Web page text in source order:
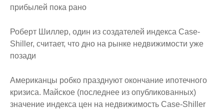
прибылей пока рано
Роберт Шиллер, один из создателей индекса Case-
Shiller, считает, что дно на рынке недвижимости уже
позади
Американцы робко празднуют окончание ипотечного
кризиса. Майское (последнее из опубликованных)
значение индекса цен на недвижимость Case-Shiller